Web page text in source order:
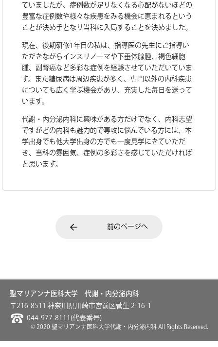
ていましたが、症例数が足りなくなる心配がないほどの
豊富な症例数や様々な疾患をみる機会に恵まれるという
ことが決め手となり当科に入局することを決めました。
現在、後期研修1年目の私は、指導医の先生にご指導い
ただきながらインスリノーマや下垂体腺腫、褐色細胞
腫、副腎癌など多彩な症例を経験させていただいていま
す。また糖尿病は周辺疾患が多く、専門以外の内科疾患
についても広く学ぶ機会があり、充実した毎日を送って
います。
代謝・内分泌内科に興味がある方だけでなく、内科志望
ですがどの内科も魅力的で専攻に悩んでいる方には、本
学出身でも他大学出身の方でも一度見学にきていただ
き、当科の雰囲気、症例の多彩さを感じていただければ
と思います。
前のページへ
聖マリアンナ医科大学 代謝・内分泌内科
〒216-8511 神奈川県川崎市宮前区菅生 2-16-1
044-977-8111(代表番号)
© 2020 聖マリアンナ医科大学代謝・内分泌内科 All Rights Reserved.